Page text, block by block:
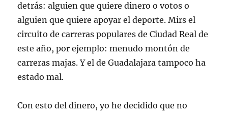
detrás: alguien que quiere dinero o votos o
alguien que quiere apoyar el deporte. Mirs el
circuito de carreras populares de Ciudad Real de
este año, por ejemplo: menudo montón de
carreras majas. Y el de Guadalajara tampoco ha
estado mal.
Con esto del dinero, yo he decidido que no